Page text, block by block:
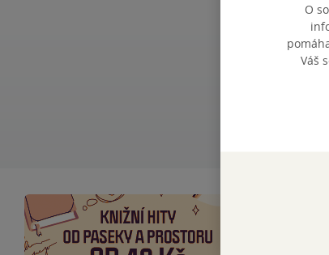
Objevte
O
Váš